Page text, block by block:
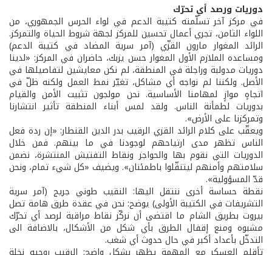
دوريات ورصد أي تحرّك
في مركز آخر تسلّمته كتيبة الدعم في لواء الحرس الجمهوري، من
اللواء الثامن، تجري أعمال تحسين للمركز لجهة شروط الحياة والتمركز.
الرائد المغوار مارون القزّي (آمر سرية المضاد في كتيبة الدعم)
ومساعده الملازم الأول المغوار حسن يزبك، حاضران في المركز: «لدينا
دوريات مدولبة وراجلة في المنطقة، لم نكن معايشين لتفاصيلها في
الأصل. ولكننا لم نواجه أي مشاكل، تغيّر نمط العمل ولكنه ظلّ في
اتجاهٍ موازٍ لمهامنا الأساسية. نحن مولجون تثبيت الأمن والقيام
بدوريات لطمأنة الناس. ولقد لمس أبناء المنطقة تأثير انتشارنا
وتمركزنا على الأرض».
ويعقّب على كلام الرائد القزي الرقيب بدر الدين القنطار: «إن ردة فعل
الناس تظهر مدى ارتياحهم لوجودنا في ما بينهم. فمن خلال
الدوريات التي نقوم بها والحواجز ونقاط التفتيش المنتشرة، نضمن
سلامتهم وأمنهم ليتنقّلوا باطمئنان». ويضيف «كل شيء تمام، ونحن
قدّ المسؤولية».
نقطة حساسة أخرى ننتقل اليها: النقيب طوني جريج (آمر سرية
التشريفات في الكتيبة الأولى) يوضح: نحن في عقدة طرق هامة تصل
بيروت بطريق الشام ما اقتضى أن نركّز نقاط مراقبة لرصد أي تحرّك
مشبوه ومنع إقفال الطرق بأي شكل من الأشكال، بالاضافة الى
التدخّل بأعداد أكبر في حال حدوث أي شغب.